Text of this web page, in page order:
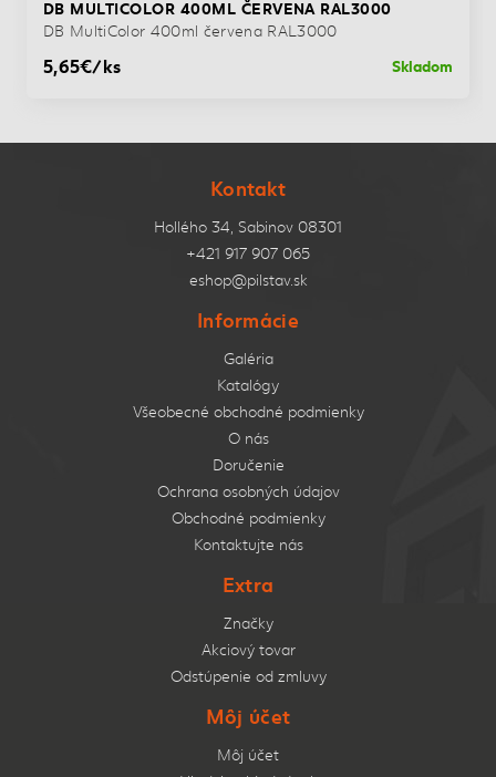
DB MULTICOLOR 400ML ČERVENA RAL3000
DB MultiColor 400ml červena RAL3000
5,65€/ks Skladom
Kontakt
Hollého 34, Sabinov 08301
+421 917 907 065
eshop@pilstav.sk
Informácie
Galéria
Katalógy
Všeobecné obchodné podmienky
O nás
Doručenie
Ochrana osobných údajov
Obchodné podmienky
Kontaktujte nás
Extra
Značky
Akciový tovar
Odstúpenie od zmluvy
Môj účet
Môj účet